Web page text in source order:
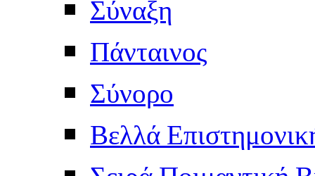
Σύναξη
Πάνταινος
Σύνορο
Βελλά